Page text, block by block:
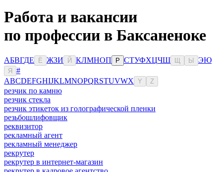
Работа и вакансии
по профессии в Баксаненоке
АБВГДЕ Ё ЖЗИ Й КЛМНОП Р СТУФХЦЧШ Ы ЭЮ
Я
#
ABCDEFGHIJKLMNOPQRSTUVWX Y Z
резчик по камню
резчик стекла
резчик этикеток из голографической пленки
резьбошлифовщик
реквизитор
рекламный агент
рекламный менеджер
рекрутер
рекрутер в интернет-магазин